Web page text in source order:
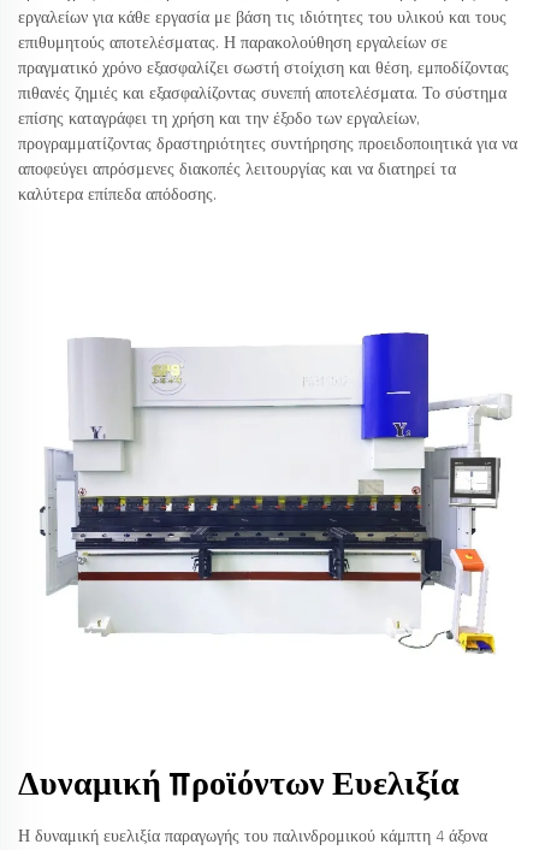
εργαλείων για κάθε εργασία με βάση τις ιδιότητες του υλικού και τους
επιθυμητούς αποτελέσματας. Η παρακολούθηση εργαλείων σε
πραγματικό χρόνο εξασφαλίζει σωστή στοίχιση και θέση, εμποδίζοντας
πιθανές ζημιές και εξασφαλίζοντας συνεπή αποτελέσματα. Το σύστημα
επίσης καταγράφει τη χρήση και την έξοδο των εργαλείων,
προγραμματίζοντας δραστηριότητες συντήρησης προειδοποιητικά για να
αποφεύγει απρόσμενες διακοπές λειτουργίας και να διατηρεί τα
καλύτερα επίπεδα απόδοσης.
Δυναμική Προϊόντων Ευελιξία
Η δυναμική ευελιξία παραγωγής του παλινδρομικού κάμπτη 4 άξονα